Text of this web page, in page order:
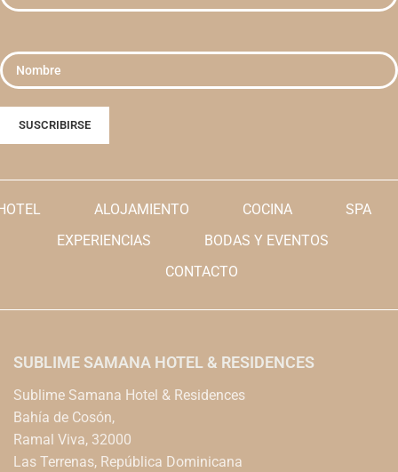
ALOJAMIENTO COCINA
SPA
EXPERIENCIAS
BODAS Y EVENTOS
CONTACTO
SUBLIME SAMANA HOTEL & RESIDENCES
Sublime Samana Hotel & Residences
Bahía de Cosón,
Ramal Viva, 32000
Las Terrenas, República Dominicana